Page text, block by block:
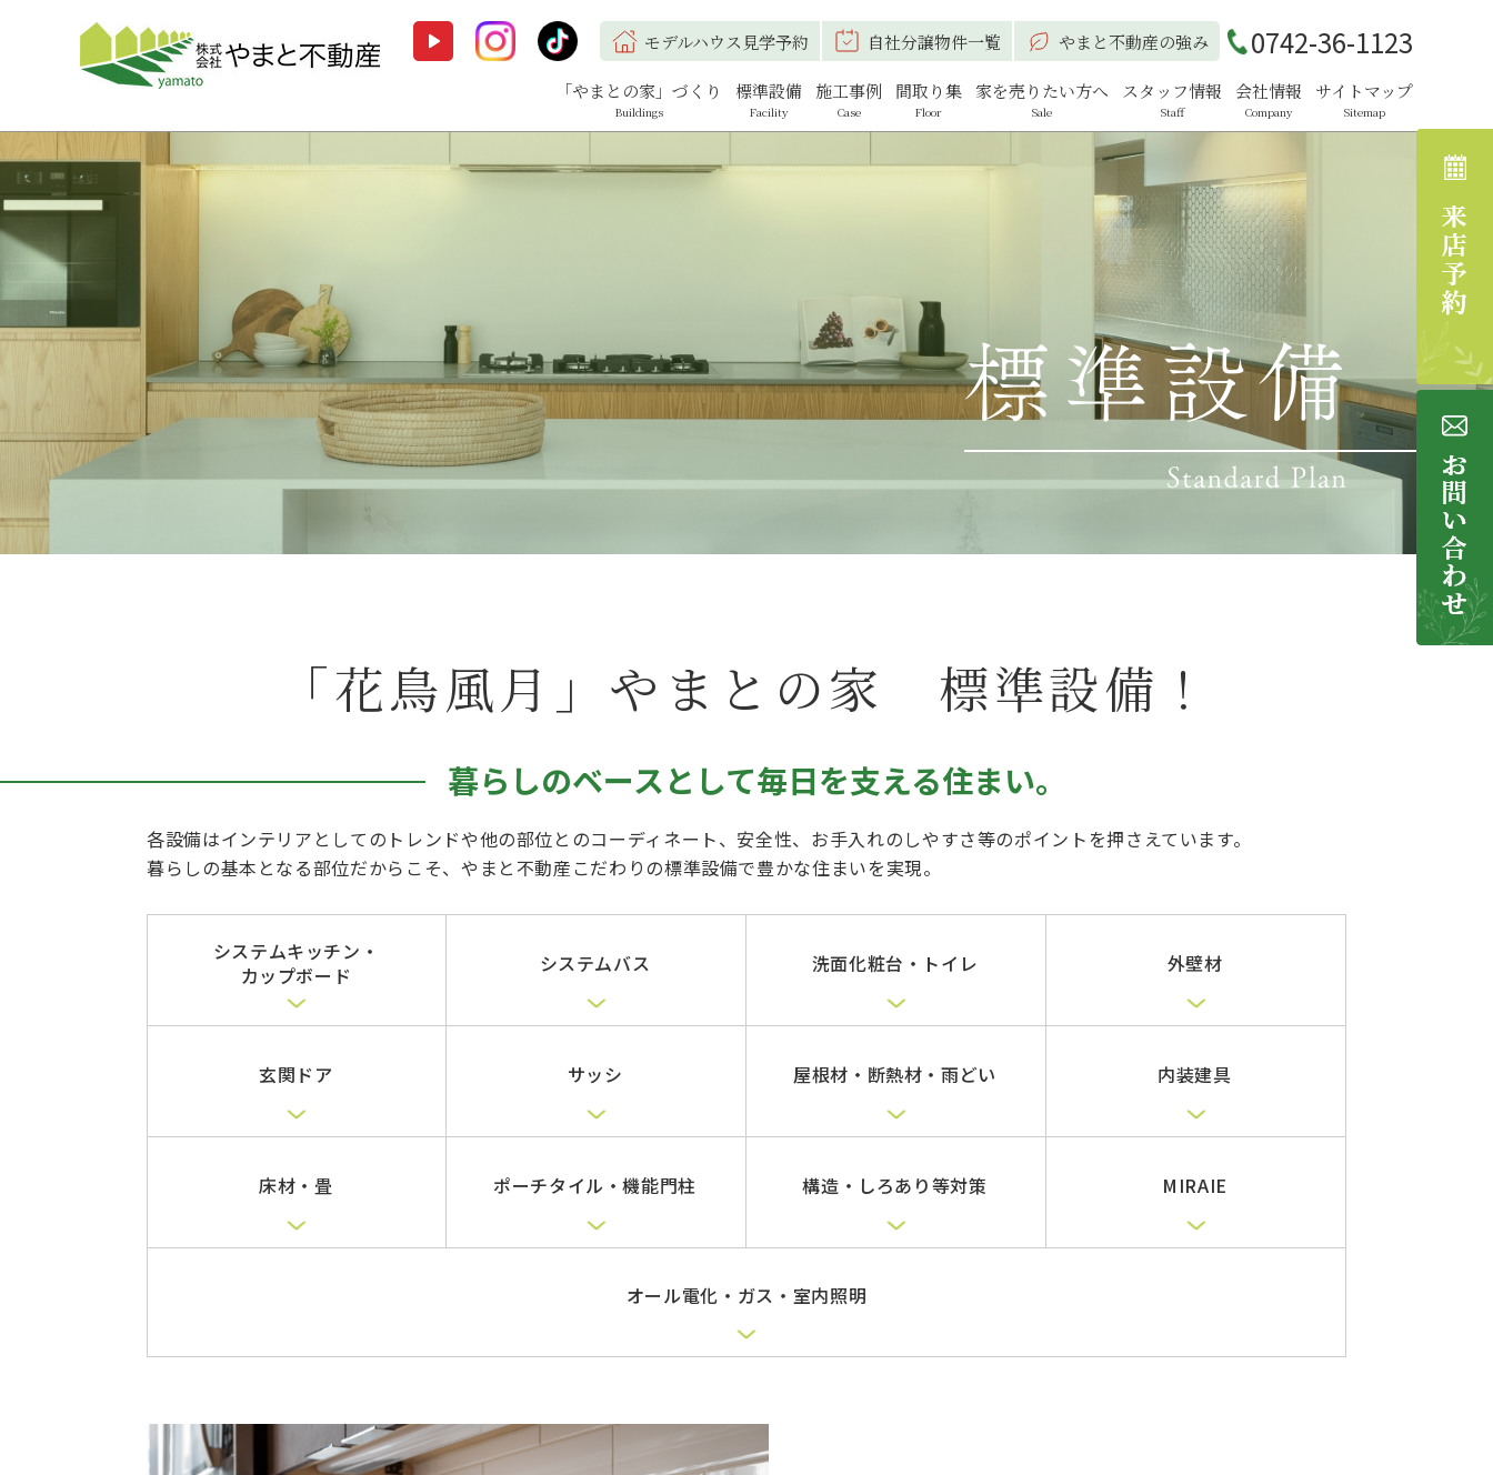
モデルハウス見学予約 自社分譲物件一覧 やまと不動産の強み 0742-36-1123
「やまとの家」づくり
Buildings
標準設備
Facility
施工事例
Case
間取り集
Floor
家を売りたい方へ
Sale
スタッフ情報
Staff
会社情報
Company
サイトマップ
Sitemap
「花鳥風月」やまとの家 標準設備！
暮らしのベースとして毎日を支える住まい。
各設備はインテリアとしてのトレンドや他の部位とのコーディネート、安全性、お手入れのしやすさ等のポイントを押さえています。
暮らしの基本となる部位だからこそ、やまと不動産こだわりの標準設備で豊かな住まいを実現。
システムキッチン・
カップボード
システムバス 洗面化粧台・トイレ 外壁材
玄関ドア サッシ 屋根材・断熱材・雨どい 内装建具
床材・畳 ポーチタイル・機能門柱 構造・しろあり等対策 MIRAIE
オール電化・ガス・室内照明